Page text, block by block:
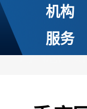
机构
服务